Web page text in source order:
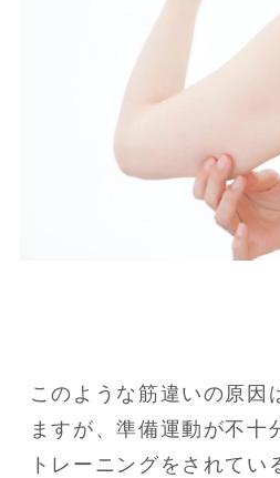
このような筋違いの原因
ますが、準備運動が不十
トレーニングをされてい